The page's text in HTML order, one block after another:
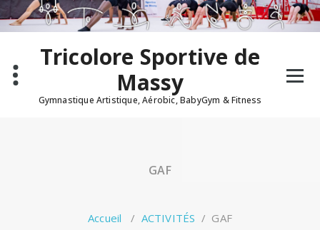
Tricolore Sportive de
Massy
Gymnastique Artistique, Aérobic, BabyGym & Fitness
GAF
Accueil / ACTIVITÉS / GAF